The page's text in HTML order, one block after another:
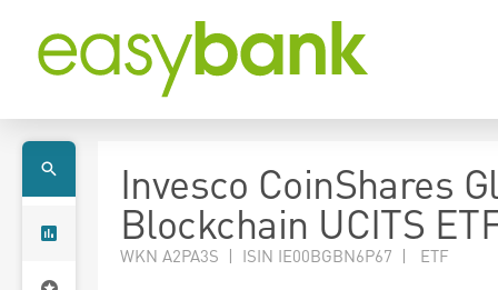
Invesco CoinShares
Blockchain UCITS
WKN A2PA3S | ISIN IE00BGBN6P67 | ETF